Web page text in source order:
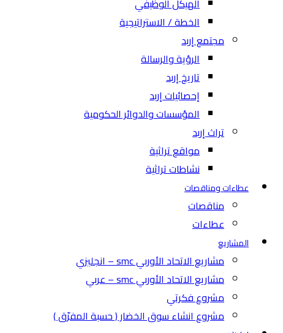
الهيكل الوظيفي
الخطة / الاستراتيجية
مجتمع إربد
الرؤية والرسالة
تاريخ إربد
إحصائيات إربد
المؤسسات والدوائر الحكومية
تراث إربد
مواقع تراثية
نشاطات تراثية
عطاءات ومناقصات
مناقصات
عطاءات
المشاريع
مشاريع الاتحاد الأوربي smc – انجليزي
مشاريع الاتحاد الأوربي smc – عربي
مشروع فكرتي
مشروع انشاء سوق الخضار ( حسبة المفرّق )